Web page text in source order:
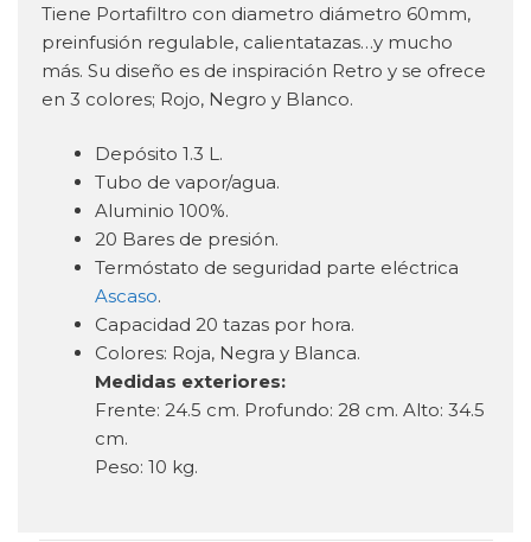
Tiene Portafiltro con diametro diámetro 60mm,
preinfusión regulable, calientatazas…y mucho
más. Su diseño es de inspiración Retro y se ofrece
en 3 colores; Rojo, Negro y Blanco.
Depósito 1.3 L.
Tubo de vapor/agua.
Aluminio 100%.
20 Bares de presión.
Termóstato de seguridad parte eléctrica
Ascaso.
Capacidad 20 tazas por hora.
Colores: Roja, Negra y Blanca.
Medidas exteriores:
Frente: 24.5 cm. Profundo: 28 cm. Alto: 34.5
cm.
Peso: 10 kg.